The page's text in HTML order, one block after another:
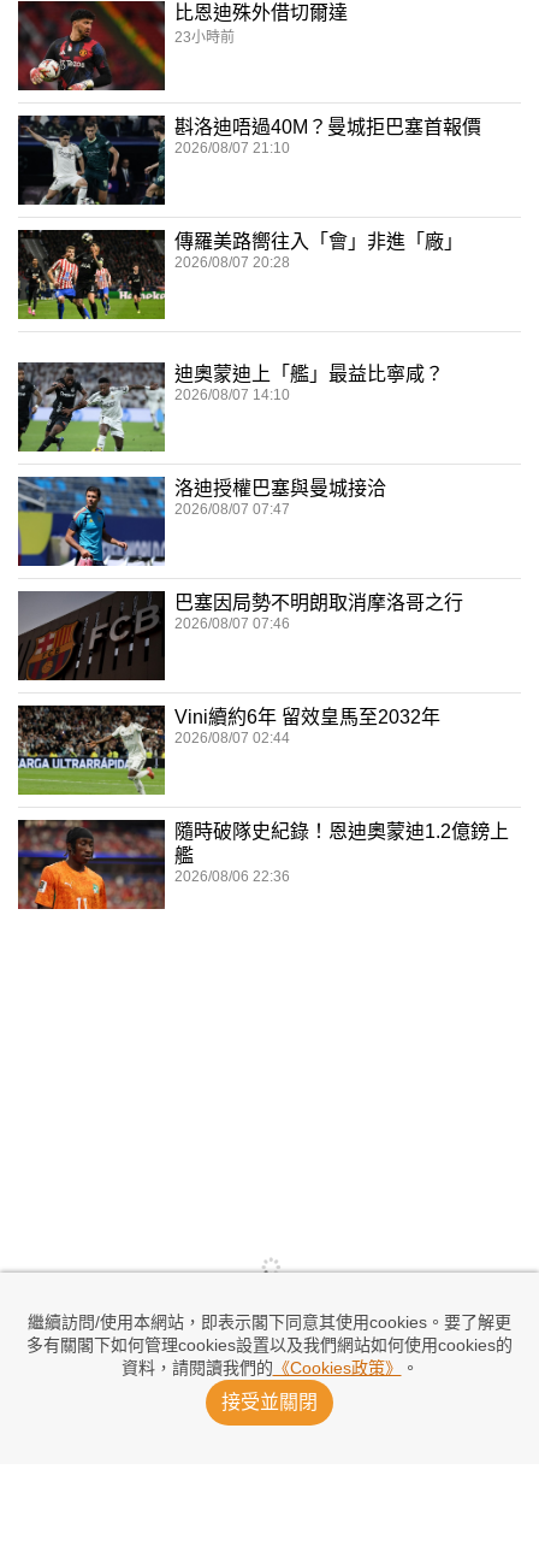
繼續訪問/使用本網站，即表示閣下同意其使用cookies。要了解更
多有關閣下如何管理cookies設置以及我們網站如何使用cookies的
資料，請閱讀我們的 《Cookies政策》 。
接受並關閉
比恩迪殊外借切爾達
23小時前
斟洛迪唔過40M？曼城拒巴塞首報價
2026/08/07 21:10
傳羅美路嚮往入「會」非進「廠」
2026/08/07 20:28
迪奧蒙迪上「艦」最益比寧咸？
2026/08/07 14:10
洛迪授權巴塞與曼城接洽
2026/08/07 07:47
巴塞因局勢不明朗取消摩洛哥之行
2026/08/07 07:46
Vini續約6年 留效皇馬至2032年
2026/08/07 02:44
隨時破隊史紀錄！恩迪奧蒙迪1.2億鎊上
艦
2026/08/06 22:36